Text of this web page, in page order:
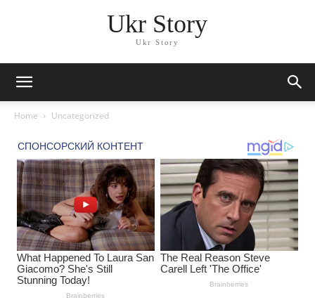
Ukr Story
Ukr Story
Home Uncategorized